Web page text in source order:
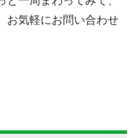
お気軽にお問い合わせ